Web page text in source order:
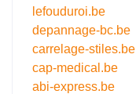
lefouduroi.be
depannage-bc.be
carrelage-stiles.be
cap-medical.be
abi-express.be